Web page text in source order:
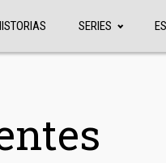
SERIES